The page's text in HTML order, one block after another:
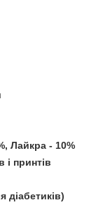
Лайкра - 10%
і принтів
діабетиків)